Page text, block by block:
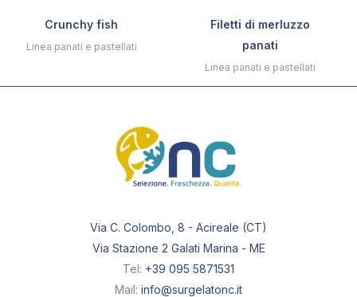
Crunchy fish
Linea panati e pastellati
Filetti di merluzzo
panati
Linea panati e pastellati
Via C. Colombo, 8 - Acireale (CT)
Via Stazione 2 Galati Marina - ME
Tel: +39 095 5871531
Mail: info@surgelatonc.it